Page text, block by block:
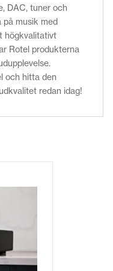
DAC, tuner och
på musik med
högkvalitativt
Rotel produkterna
och hitta den
redan idag!